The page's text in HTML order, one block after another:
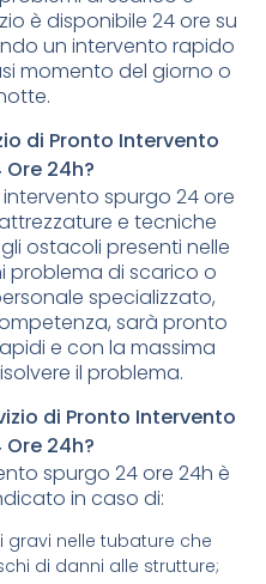
è disponibile 24 ore su
un intervento rapido
momento del giorno o
di Pronto Intervento
24h?
spurgo 24 ore
e tecniche
ostacoli presenti nelle
problema di scarico o
specializzato,
sarà pronto
e con la massima
il problema.
di Pronto Intervento
24h?
spurgo 24 ore 24h è
in caso di:
gravi nelle tubature che
di danni alle strutture;